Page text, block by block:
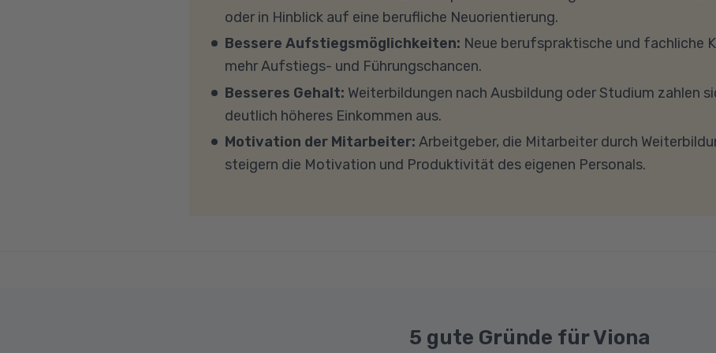
persönlichen Gespräch zu diesem Thema.
Windows 11, mindestens 8 GB Arbeitsspeicher (RAM) und einem aktuellen
(CPU). Der Unterricht findet in Microsoft Teams statt. Bitte achten Sie darauf,
Sicherheitsprogramme und -einstellungen (Anti-Viren-Programme, Firewalls
Übertragung eine gute Internetverbindung mit einer Download-
Fragen sprechen Sie uns gerne an.
oder in Hinblick auf eine berufliche Neuorientierung.
Bessere Aufstiegsmöglichkeiten: Neue berufspraktische und fachliche
mehr Aufstiegs- und Führungschancen.
Besseres Gehalt: Weiterbildungen nach Ausbildung oder Studium zahlen
deutlich höheres Einkommen aus.
Motivation der Mitarbeiter: Arbeitgeber, die Mitarbeiter durch
steigern die Motivation und Produktivität des eigenen Personals.
5 gute Gründe für Viona